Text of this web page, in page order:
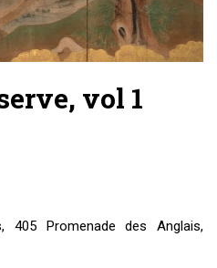
vol 1
405 Promenade des Anglais,